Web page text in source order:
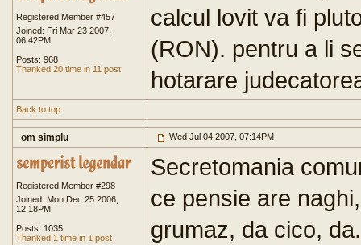
Registered Member #457
Joined: Fri Mar 23 2007,
06:42PM
Posts: 968
Thanked 20 time in 11 post
calcul lovit va fi
(RON). pentru a li
hotarare
Back to top
om simplu Wed Jul 04 2007, 07:14PM
Registered Member #298
Joined: Mon Dec 25 2006,
12:18PM
Posts: 1035
Thanked 1 time in 1 post
Secretomania
ce pensie are
grumaz, da cico,